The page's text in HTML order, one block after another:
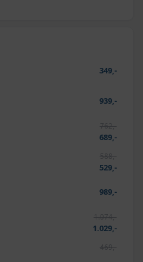
349,-
939,-
762,-
689,-
588,-
529,-
989,-
1.074,-
1.029,-
469,-